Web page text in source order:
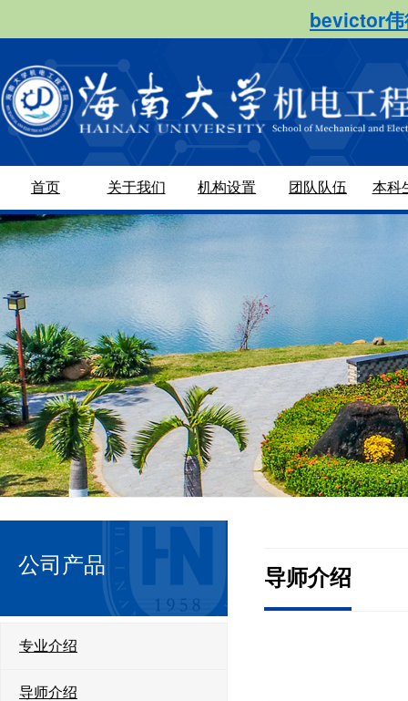
bevictor伟
首页 关于我们 机构设置 团队队伍 本科
公司产品
专业介绍
导师介绍
导师介绍